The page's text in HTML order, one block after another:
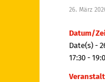
26. März
Datum/
Date(s) -
17:30 -